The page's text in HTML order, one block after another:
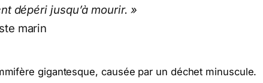
dépéri jusqu’à mourir. »
marin
gigantesque, causée par un déchet minuscule.